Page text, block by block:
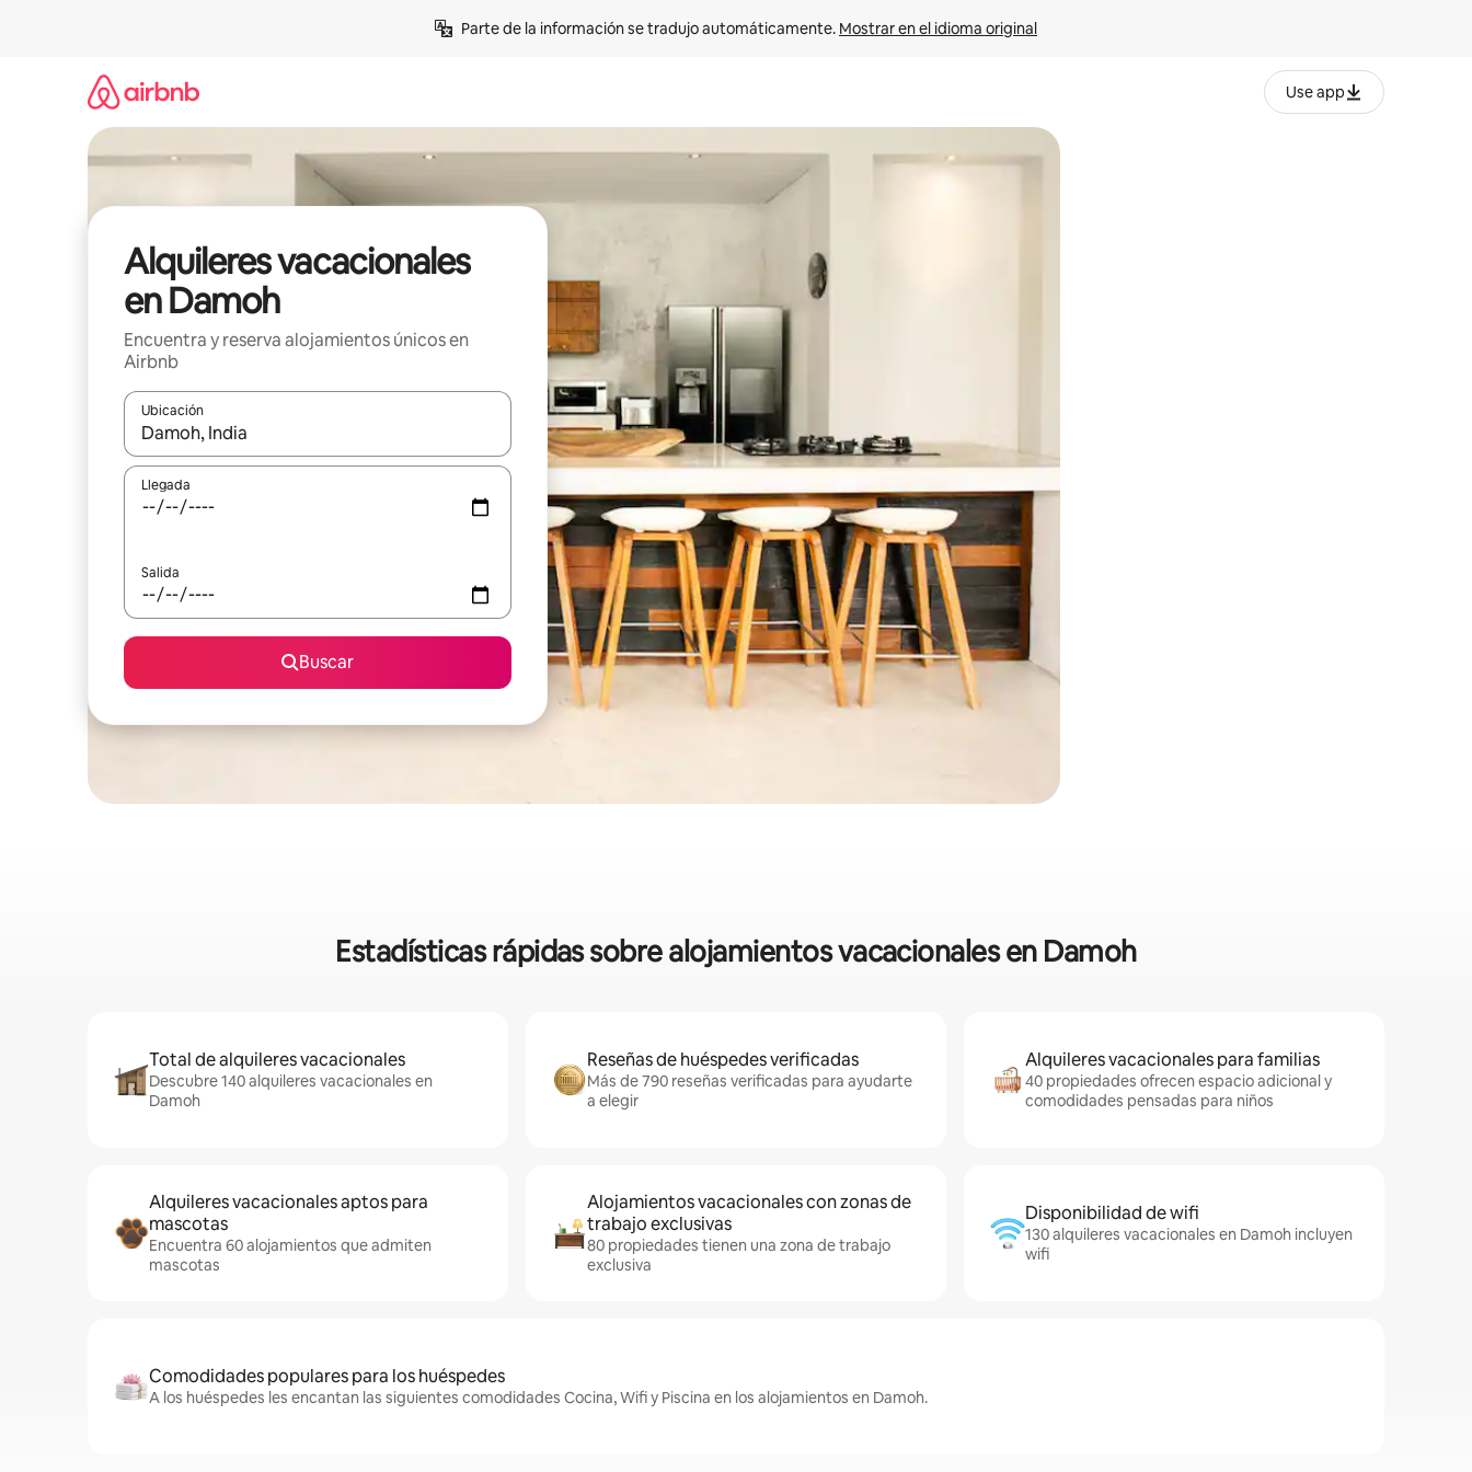
Parte de la información se tradujo automáticamente. Mostrar en el idioma original
Use app
Alquileres vacacionales
en Damoh
Encuentra y reserva alojamientos únicos en
Airbnb
Ubicación
Cuando los resultados estén disponibles, navega con las teclas de flecha hacia arriba y hacia abajo o explora con el tacto o desliza el dedo.
Llegada
Salida
Buscar
Estadísticas rápidas sobre alojamientos vacacionales en Damoh
Total de alquileres vacacionales
Descubre 140 alquileres vacacionales en
Damoh
Reseñas de huéspedes verificadas
Más de 790 reseñas verificadas para ayudarte
a elegir
Alquileres vacacionales para familias
40 propiedades ofrecen espacio adicional y
comodidades pensadas para niños
Alquileres vacacionales aptos para
mascotas
Encuentra 60 alojamientos que admiten
mascotas
Alojamientos vacacionales con zonas de
trabajo exclusivas
80 propiedades tienen una zona de trabajo
exclusiva
Disponibilidad de wifi
130 alquileres vacacionales en Damoh incluyen
wifi
Comodidades populares para los huéspedes
A los huéspedes les encantan las siguientes comodidades Cocina, Wifi y Piscina en los alojamientos en Damoh.